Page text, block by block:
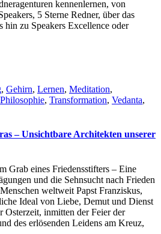
kennenlernen, von
5 Sterne Redner, über das
hin zu Speakers Excellence oder
, Gehirn, Lernen, Meditation,
Philosophie, Transformation, Vedanta,
– Unsichtbare Architekten unserer
Grab eines Friedensstifters – Eine
und die Sehnsucht nach Frieden
weltweit Papst Franziskus,
Ideal von Liebe, Demut und Dienst
Osterzeit, inmitten der Feier der
des erlösenden Leidens am Kreuz,